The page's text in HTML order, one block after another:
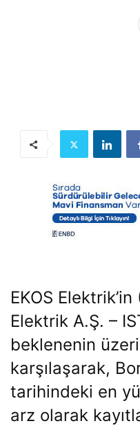
EKOS
Elektrik A.Ş. –
beklenenin
karşılaşarak,
tarihindeki en
arz olarak